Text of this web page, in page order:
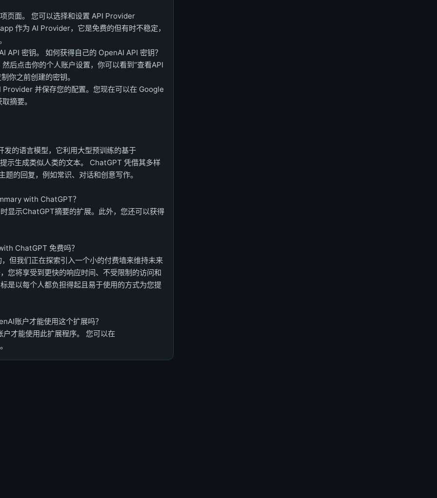
页面。 您可以选择和设置 API Provider
作为 AI Provider，它是免费的但有时不稳定，
密钥。 如何获得自己的 OpenAI API 密钥？
点击你的个人账户设置，你可以看到“查看API
你之前创建的密钥。
并保存您的配置。您现在可以在 Google
摘要。
的语言模型，它利用大型预训练的基于
示生成类似人类的文本。 ChatGPT 凭借其多样
的回复，例如常识、对话和创意写作。
with ChatGPT？
显示ChatGPT摘要的扩展。此外，您还可以获得
ChatGPT 免费吗？
但我们正在探索引入一个小的付费墙来维持未来
您将享受到更快的响应时间、不受限制的访问和
是以每个人都负担得起且易于使用的方式为您提
账户才能使用这个扩展吗？
才能使用此扩展程序。 您可以在